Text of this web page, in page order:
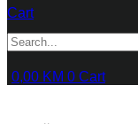
Cart
0,00 KM 0 Cart